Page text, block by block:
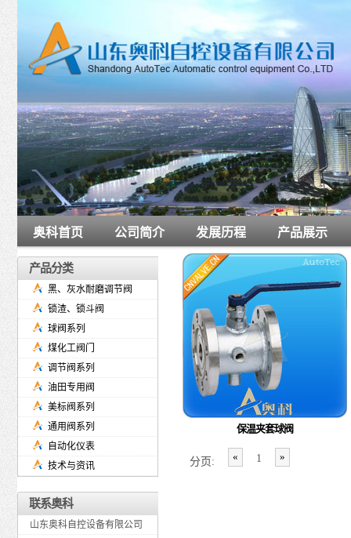
奥科首页 公司简介 发展历程 产品展示
保温夹套球阀
分页: « 1 »
产品分类
黑、灰水耐磨调节阀
锁渣、锁斗阀
球阀系列
煤化工阀门
调节阀系列
油田专用阀
美标阀系列
通用阀系列
自动化仪表
技术与资讯
联系奥科
山东奥科自控设备有限公司